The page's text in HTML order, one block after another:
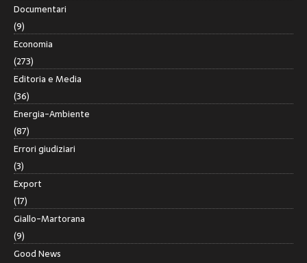
Documentari
(9)
Economia
(273)
Editoria e Media
(36)
Energia-Ambiente
(87)
Errori giudiziari
(3)
Export
(17)
Giallo-Martorana
(9)
Good News